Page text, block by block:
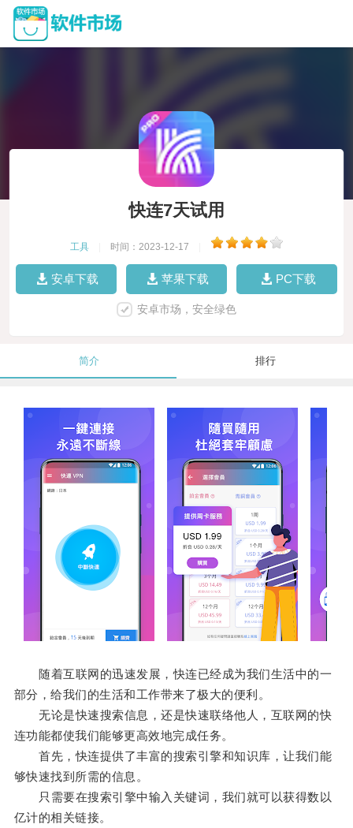
快连7天试用
工具 时间：2023-12-17
安卓下载 苹果下载 PC下载
安卓市场，安全绿色
简介 排行
随着互联网的迅速发展，快连已经成为我们生活中的一
部分，给我们的生活和工作带来了极大的便利。
无论是快速搜索信息，还是快速联络他人，互联网的快
连功能都使我们能够更高效地完成任务。
首先，快连提供了丰富的搜索引擎和知识库，让我们能
够快速找到所需的信息。
只需要在搜索引擎中输入关键词，我们就可以获得数以
亿计的相关链接。